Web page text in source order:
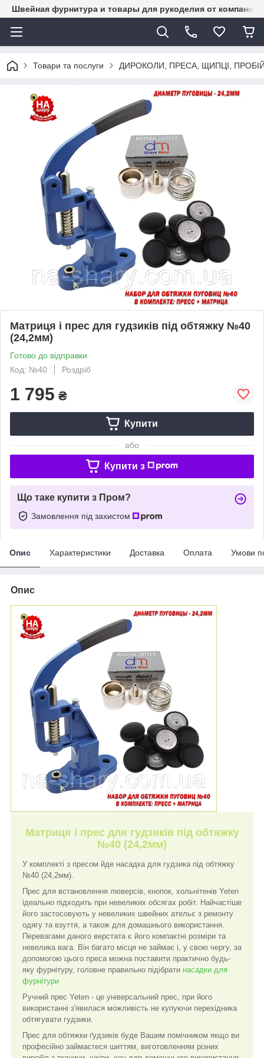
Швейная фурнитура и товары для рукоделия от
Товари та послуги ДИРОКОЛИ, ПРЕСА, ЩИПЦІ,
Матриця і прес для гудзиків під обтяжку №40
(24,2мм)
Готово до відправки
Код: №40
Роздріб
1 795 ₴
Купити
або
Купити з
Що таке купити з Пром?
Замовлення під захистом
Опис Характеристики Доставка Оплата Умови
Опис
Матриця і прес для гудзиків під обтяжку
№40 (24,2мм)
У комплекті з пресом йде насадка для гудзика під обтяжку
№40 (24,2мм).
Прес для встановлення люверсів, кнопок, хольнітенів Yeten
ідеально підходить при невеликих обсягах робіт. Найчастіше
його застосовують у невеликих швейних ательє з ремонту
одягу та взуття, а також для домашнього використання.
Перевагами даного верстата є його компактні розміри та
невелика вага. Він багато місця не займає і, у свою чергу, за
допомогою цього преса можна поставити практично будь-
яку фурнітуру, головне правильно підібрати насадки для
фурнітури
Ручний прес Yeten - це універсальний прес, при його
використанні з'явилася можливість не купуючи перехідника
обтягувати гудзики.
Прес для обтяжки ґудзиків буде Вашим помічником якщо ви
професійно займаєтеся шиттям, виготовленням різних